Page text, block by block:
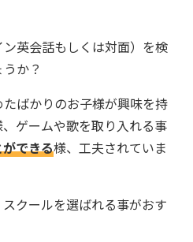
ン英会話もしくは対面）を検
か？
ばかりのお子様が興味を持
ゲームや歌を取り入れる事
できる様、工夫されていま
クールを選ばれる事がおす